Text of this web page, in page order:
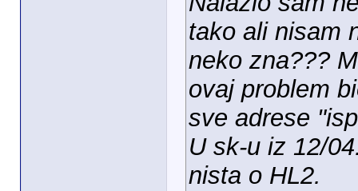
tako ali nisam
neko zna???
ovaj problem
sve adrese
U sk-u iz 12/
nista o HL2.